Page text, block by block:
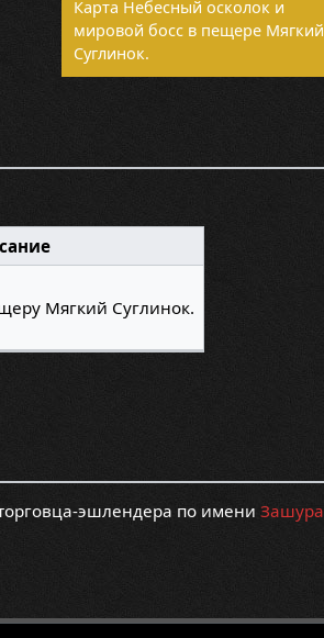
Карта Небесный осколок и
мировой босс в пещере Мягкий
Суглинок.
Мягкий Суглинок.
эшлендера по имени Зашура